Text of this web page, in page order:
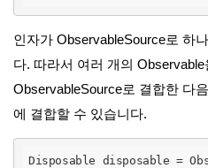
인자가 ObservableSource로 하
다. 따라서 여러 개의
ObservableSource로 결합한 다
에 결합할 수 있습니다.
Disposable disposable =